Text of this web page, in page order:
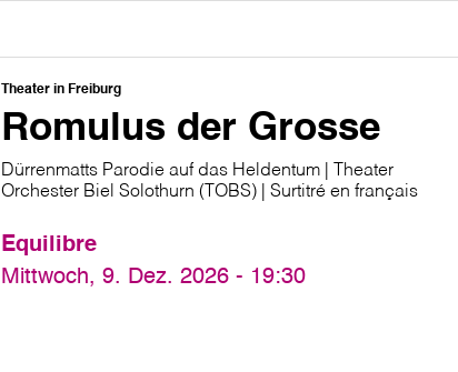
Theater in Freiburg
Romulus der Grosse
Dürrenmatts Parodie auf das Heldentum | Theater
Orchester Biel Solothurn (TOBS) | Surtitré en français
Equilibre
Mittwoch, 9. Dez. 2026 - 19:30